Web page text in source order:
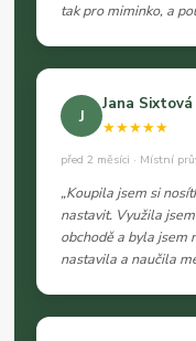
tak pro miminko, a
J
Jana Sixtová
★★★★★
před 2 měsíci · Místní
„Koupila jsem si
nastavit. Využila
obchodě a byla jsem
nastavila a naučila